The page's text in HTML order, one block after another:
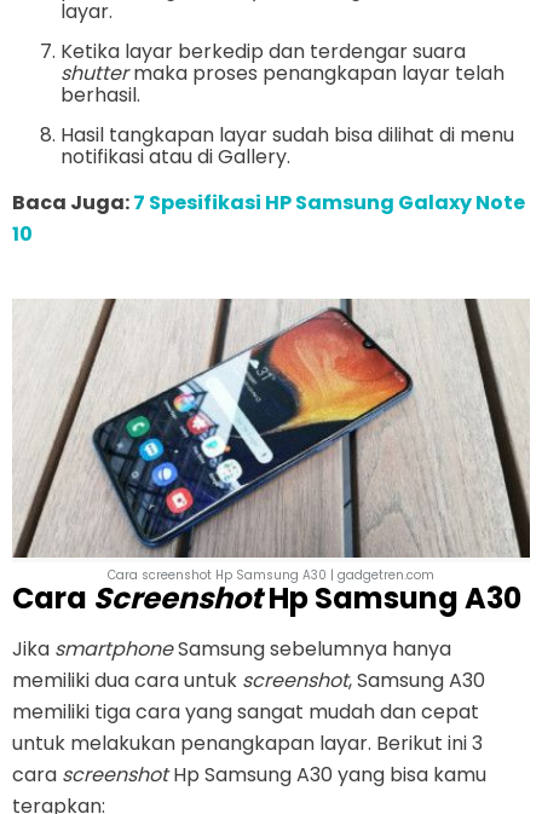
layar.
Ketika layar berkedip dan terdengar suara
shuttermaka proses penangkapan layar telah
berhasil.
Hasil tangkapan layar sudah bisa dilihat di menu
notifikasi atau di Gallery.
Baca Juga:7 Spesifikasi HP Samsung Galaxy Note
10
Cara screenshot Hp Samsung A30 | gadgetren.com
Cara ScreenshotHp Samsung A30
Jika smartphoneSamsung sebelumnya hanya
memiliki dua cara untuk screenshot, Samsung A30
memiliki tiga cara yang sangat mudah dan cepat
untuk melakukan penangkapan layar. Berikut ini 3
cara screenshotHp Samsung A30 yang bisa kamu
terapkan: